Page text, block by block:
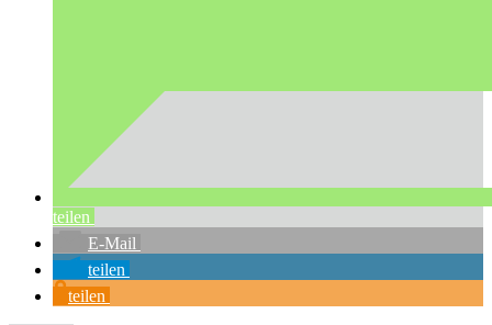
teilen
E-Mail
teilen
teilen